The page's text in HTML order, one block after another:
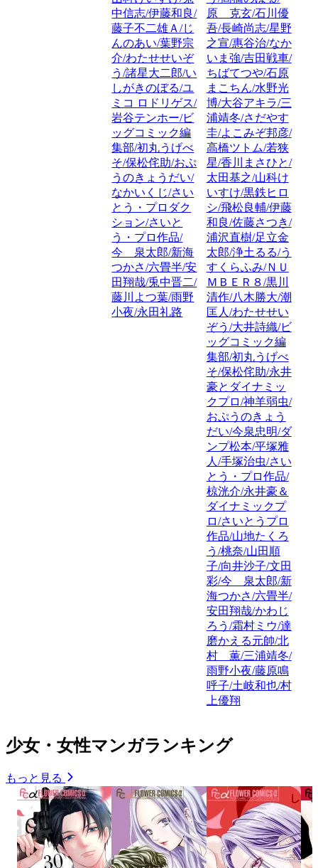
中信志/伊藤和良/
藤子不二雄Ａ/じ
んのあい/葉野宗
介/わたせせいぞ
う/諸星大二郎/い
しがきのぼる/ユ
ミコ ロドリゲス/
岩谷テンホー/ビ
ッグコミック編
集部/初丸うげべ
そ/保松侘助/おぷ
うのきょうだい/
なかいくじ/さい
とう・プロダク
ション/さいと
う・プロ作品/
今 泉太郎/新海
つかさ/六畳半/安
田翔哉/兎中晋二/
藤川よつ葉/雨野
小夜/永田礼路
原 克玄/石川優
吾/長崎尚志/星野
之宣/惠谷治/なか
いま強/吉田戦車/
ちばてつや/石原
まこちん/水野光
博/大谷アキラ/三
浦靖冬/さだやす
圭/よこみぞ邦彦/
高橋ツトム/若狭
星/香川まさひと/
太田基之/山科け
いすけ/黒鉄ヒロ
シ/飛松良輔/伊藤
和良/佐藤さつき/
浦沢直樹/足立金
太郎/浄土るる/う
すくらふみ/ＮＵ
ＭＢＥＲ８/黒川
清作/八木勝大/潮
匡人/わたせせい
ぞう/大井詩織/ビ
ッグコミック編
集部/初丸うげべ
そ/保松侘助/永井
豪とダイナミッ
クプロ/神羊弱虫/
おぷうのきょう
だい/今泉忠明/ダ
ンプ松本/平塚雅
人/手塚治虫/さい
とう・プロ作品/
椋洸介/永井豪＆
ダイナミックプ
ロ/さいとうプロ
作品/山地たくろ
う/桃奈/山田順
子/向井沙子/文田
彩/今 泉太郎/新
海つかさ/六畳半/
安田翔哉/かわじ
ろう/霜村ミウ/達
磨かえる元帥/北
村 薫/三浦靖冬/
雨野小夜/藤原鳴
呼子/土岐和也/村
上優翔
少女・女性マンガランキング
もっと見る